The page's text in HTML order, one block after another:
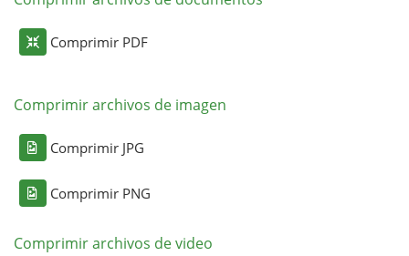
Comprimir PDF
Comprimir archivos de imagen
Comprimir JPG
Comprimir PNG
Comprimir archivos de video